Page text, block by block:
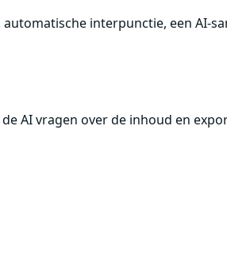
interpunctie, een AI-
vragen over de inhoud en